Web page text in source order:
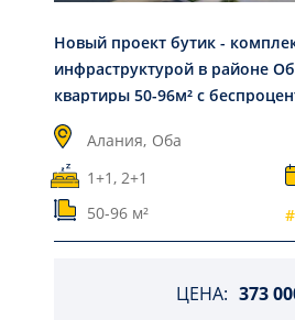
Новый проект бутик -
инфраструктурой в районе
квартиры 50-96м² с
Алания, Оба
1+1, 2+1
50-96 м²
ЦЕНА: 373